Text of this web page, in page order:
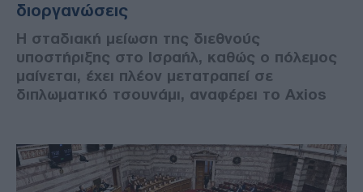
διοργανώσεις
Η σταδιακή μείωση της διεθνούς
υποστήριξης στο Ισραήλ, καθώς ο πόλεμος
μαίνεται, έχει πλέον μετατραπεί σε
διπλωματικό τσουνάμι, αναφέρει το Axios